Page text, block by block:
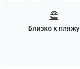
Близко к пляжу